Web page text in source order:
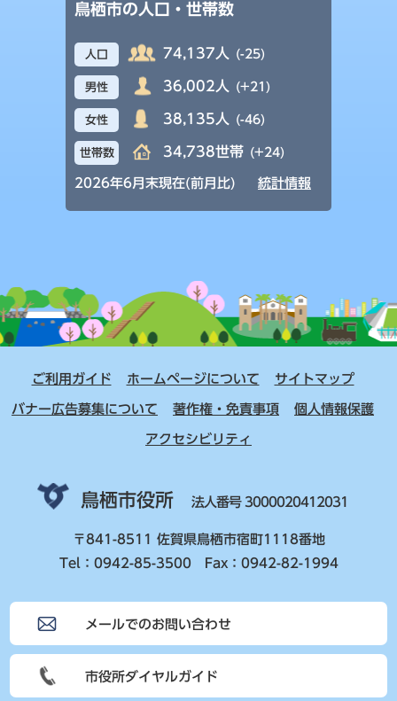
鳥栖市の人口・世帯数
人口 74,137人 (-25)
男性 36,002人 (+21)
女性 38,135人 (-46)
世帯数 34,738世帯 (+24)
2026年6月末現在(前月比) 統計情報
ご利用ガイド ホームページについて サイトマップ
バナー広告募集について 著作権・免責事項 個人情報保護
アクセシビリティ
鳥栖市役所 法人番号 3000020412031
〒841-8511 佐賀県鳥栖市宿町1118番地
Tel：0942-85-3500 Fax：0942-82-1994
メールでのお問い合わせ
市役所ダイヤルガイド